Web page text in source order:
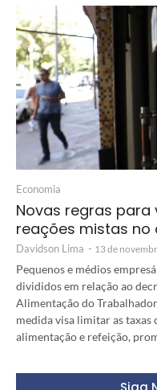
Economia
Novas regras
reações mistas no
Davidson Lima - 13 de
Pequenos e médios
divididos em relação ao
Alimentação do
medida visa limitar as
alimentação e refeição,